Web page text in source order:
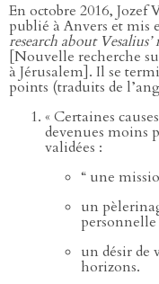
En octobre 2016,
publié à Anvers et mis
research about
[Nouvelle recherche
à Jérusalem]. Il se
points (traduits de
« Certaines
devenues moins
validées :
“ une
un
personnelle
un désir de
horizons.